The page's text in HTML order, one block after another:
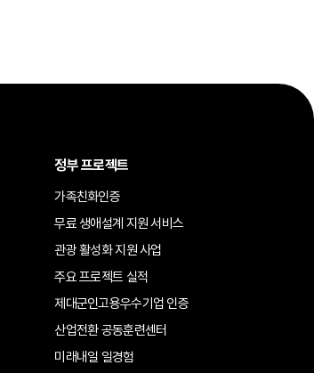
정부 프로젝트
가족친화인증
무료 생애설계 지원 서비스
관광 활성화 지원 사업
주요 프로젝트 실적
제대군인고용우수기업 인증
산업전환 공동훈련센터
미래내일 일경험